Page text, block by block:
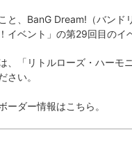
と、BanG Dream!（バン
イベント」の第29回目のイ
、「リトルローズ・ハーモ
さい。
ーダー情報はこちら。